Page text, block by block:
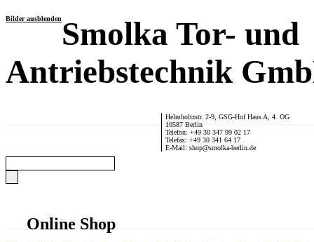
Bilder ausblendenSmolka Tor- und
Antriebstechnik
Helmholtzstr. 2-9, GSG-Hof Haus A, 4. OG
10587 Berlin
Telefon: +49 30 347 99 02 17
Telefax: +49 30 341 64 17
E-Mail: shop@smolka-berlin.de
Online Shop